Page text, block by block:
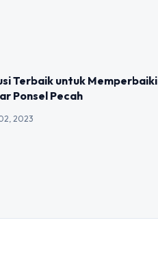
Terbaik untuk Memperbaiki
Ponsel Pecah
2023